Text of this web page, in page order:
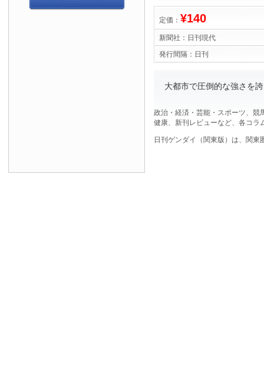
定価： ¥140
新聞社： 日刊現代
発行間隔： 日刊
大都市で圧倒的な強さを
政治・経済・芸能・スポーツ、競
健康、新刊レビューなど、各コラ
日刊ゲンダイ（関東版）は、関